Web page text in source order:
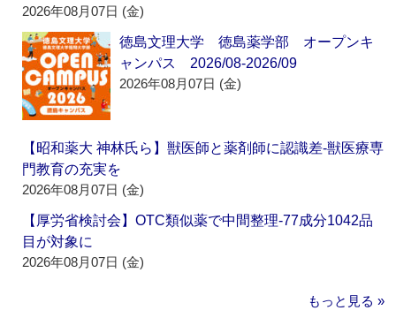
2026年08月07日 (金)
徳島文理大学 徳島薬学部 オープンキ
ャンパス 2026/08-2026/09
2026年08月07日 (金)
【昭和薬大 神林氏ら】獣医師と薬剤師に認識差‐獣医療専
門教育の充実を
2026年08月07日 (金)
【厚労省検討会】OTC類似薬で中間整理‐77成分1042品
目が対象に
2026年08月07日 (金)
もっと見る »